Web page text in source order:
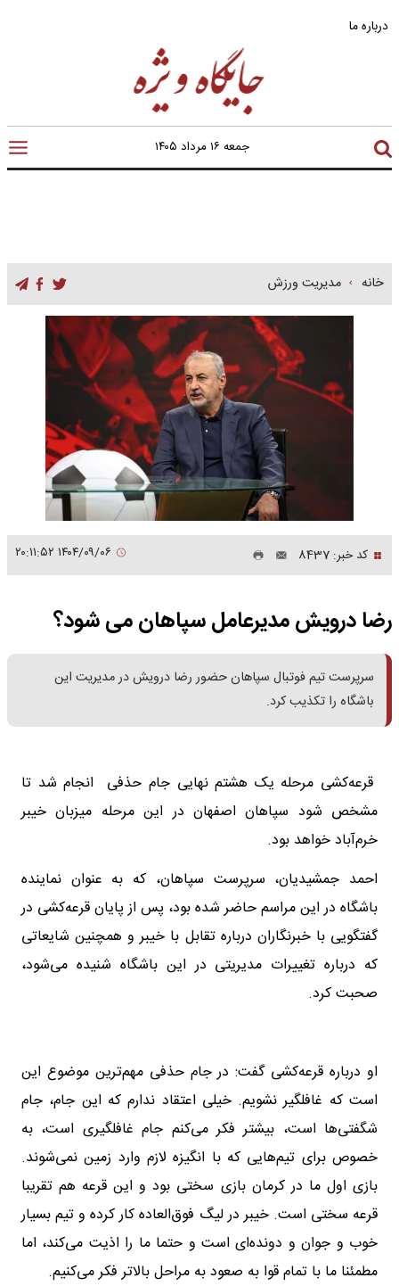
درباره ما
جمعه ۱۶ مرداد ۱۴۰۵
خانه مدیریت ورزش
کد خبر: 8437
رضا درویش مدیرعامل سپاهان می شود؟
سرپرست تیم فوتبال سپاهان حضور رضا درویش در مدیریت این
باشگاه را تکذیب کرد.
قرعه‌کشی مرحله یک هشتم نهایی جام حذفی انجام شد تا
مشخص شود سپاهان اصفهان در این مرحله میزبان خیبر
خرم‌آباد خواهد بود.
احمد جمشیدیان، سرپرست سپاهان، که به عنوان نماینده
باشگاه در این مراسم حاضر شده بود، پس از پایان قرعه‌کشی در
گفتگویی با خبرنگاران درباره تقابل با خیبر و همچنین شایعاتی
که درباره تغییرات مدیریتی در این باشگاه شنیده می‌شود،
صحبت کرد.
او درباره قرعه‌کشی گفت: در جام حذفی مهم‌ترین موضوع این
است که غافلگیر نشویم. خیلی اعتقاد ندارم که این جام، جام
شگفتی‌ها است، بیشتر فکر می‌کنم جام غافلگیری است، به
خصوص برای تیم‌هایی که با انگیزه لازم وارد زمین نمی‌شوند.
بازی اول ما در کرمان بازی سختی بود و این قرعه هم تقریبا
قرعه سختی است. خیبر در لیگ فوق‌العاده کار کرده و تیم بسیار
خوب و جوان و دونده‌ای است و حتما ما را اذیت می‌کند، اما
مطمئنا ما با تمام قوا به صعود به مراحل بالاتر فکر می‌کنیم.